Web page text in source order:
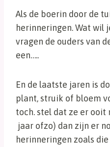
Als de boerin door de
herinneringen. Wat wil
vragen de ouders van
een…..
En de laatste jaren is
plant, struik of bloem
toch. stel dat ze er ooit
jaar ofzo) dan zijn er
herinneringen zoals